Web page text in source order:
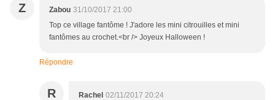
Z Zabou 31/10/2017 21:00
Top ce village fantôme ! J'adore les mini citrouilles et mini
fantômes au crochet.<br /> Joyeux Halloween !
Répondre
R Rachel 02/11/2017 20:24